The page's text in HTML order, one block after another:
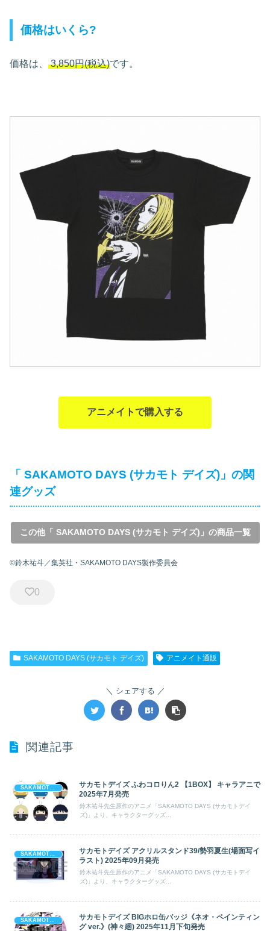
価格はいくら?
価格は、 3,850円(税込)です。
アニメイトで購入する
「 SAKAMOTO DAYS (サカモト デイズ)」の関
連グッズ
この他「 SAKAMOTO DAYS (サカモト デイズ)」の商品一覧
©鈴木祐斗／集英社・SAKAMOTO DAYS製作委員会
0
SAKAMOTO DAYS (サカモト デイズ) アニメイト通販
シェアする
関連記事
サカモトデイズ ふわコロりん2 【1BOX】 キャラアニで
2025年7月発売
鈴木祐斗先生原作のアニメ「SAKAMOTO DAYS (サカモトデイ
ズ)」より、キャラクターグッズ...
サカモトデイズ アクリルスタンド39/勢羽夏生(場面写イ
ラスト) 2025年09月発売
鈴木祐斗先生原作のアニメ「SAKAMOTO DAYS (サカモトデイ
ズ)」より、キャラクターグッズ...
サカモトデイズ BIGホロ缶バッジ《ネオ・ペインティン
グ ver.》(神々廻) 2025年11月下旬発売